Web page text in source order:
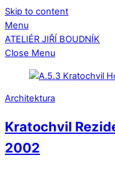
Skip to content
Menu
ATELIÉR JIŘÍ BOUDNÍK
Close Menu
Architektura
Kratochvil
2002